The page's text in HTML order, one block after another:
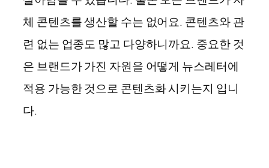
체 콘텐츠를 생산할 수는 없어요. 콘텐츠와 관
련 없는 업종도 많고 다양하니까요. 중요한 것
은 브랜드가 가진 자원을 어떻게 뉴스레터에
적용 가능한 것으로 콘텐츠화 시키는지 입니
다.